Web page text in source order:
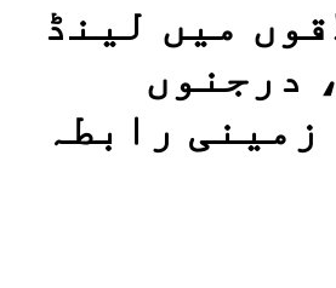
میں لینڈ
درجنوں
زمینی رابطہ